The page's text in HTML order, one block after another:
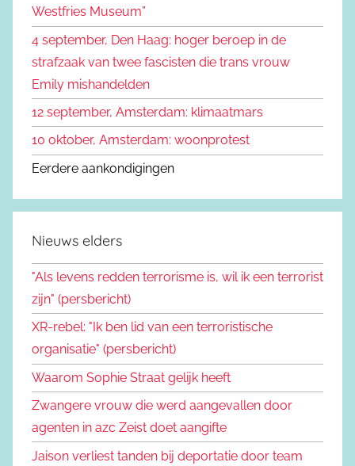
r
:
Westfries Museum”
4 september, Den Haag: hoger beroep in de
strafzaak van twee fascisten die trans vrouw
Emily mishandelden
12 september, Amsterdam: klimaatmars
10 oktober, Amsterdam: woonprotest
Eerdere aankondigingen
Nieuws elders
"Als levens redden terrorisme is, wil ik een terrorist
zijn" (persbericht)
XR-rebel: "Ik ben lid van een terroristische
organisatie" (persbericht)
Waarom Sophie Straat gelijk heeft
Zwangere vrouw die werd aangevallen door
agenten in azc Zeist doet aangifte
Jaison verliest tanden bij deportatie door team